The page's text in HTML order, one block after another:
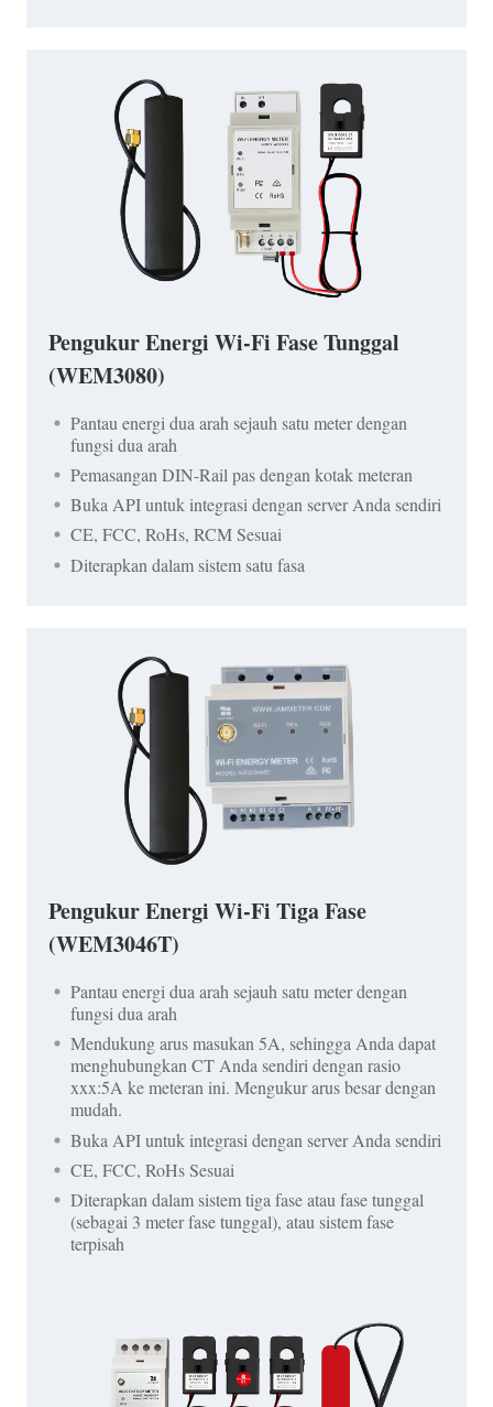
Pengukur Energi Wi-Fi Fase Tunggal
(WEM3080)
Pantau energi dua arah sejauh satu meter dengan
fungsi dua arah
Pemasangan DIN-Rail pas dengan kotak meteran
Buka API untuk integrasi dengan server Anda sendiri
CE, FCC, RoHs, RCM Sesuai
Diterapkan dalam sistem satu fasa
Pengukur Energi Wi-Fi Tiga Fase
(WEM3046T)
Pantau energi dua arah sejauh satu meter dengan
fungsi dua arah
Mendukung arus masukan 5A, sehingga Anda dapat
menghubungkan CT Anda sendiri dengan rasio
xxx:5A ke meteran ini. Mengukur arus besar dengan
mudah.
Buka API untuk integrasi dengan server Anda sendiri
CE, FCC, RoHs Sesuai
Diterapkan dalam sistem tiga fase atau fase tunggal
(sebagai 3 meter fase tunggal), atau sistem fase
terpisah